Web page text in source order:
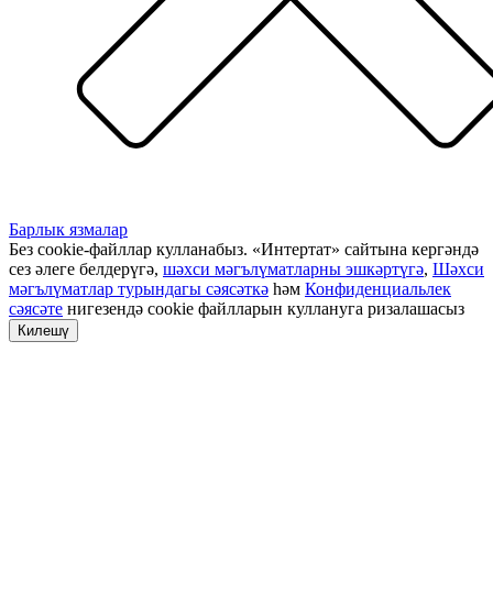
Барлык язмалар
Без cookie-файллар кулланабыз. «Интертат» сайтына кергәндә
сез әлеге белдерүгә, шәхси мәгълүматларны эшкәртүгә, Шәхси
мәгълүматлар турындагы сәясәткә һәм Конфиденциальлек
сәясәте нигезендә cookie файлларын куллануга ризалашасыз
Килешү